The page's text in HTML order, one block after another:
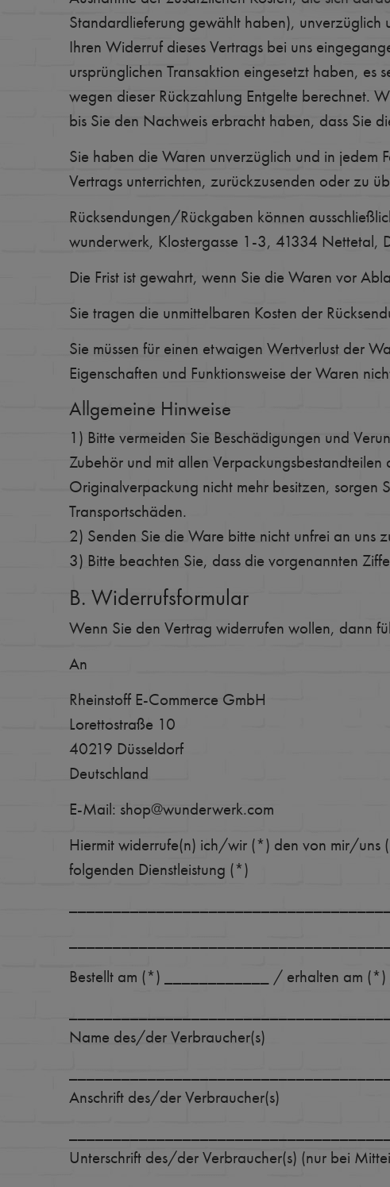
Standardlieferung gewählt haben), unverzüglich
Ihren Widerruf dieses Vertrags bei uns
ursprünglichen Transaktion eingesetzt haben, es
wegen dieser Rückzahlung Entgelte berechnet.
bis Sie den Nachweis erbracht haben, dass Sie
Sie haben die Waren unverzüglich und in jedem
Vertrags unterrichten, zurückzusenden oder zu
Rücksendungen/Rückgaben können
wunderwerk, Klostergasse 1-3, 41334 Nettetal,
Die Frist ist gewahrt, wenn Sie die Waren vor
Sie tragen die unmittelbaren Kosten der
Sie müssen für einen etwaigen Wertverlust der
Eigenschaften und Funktionsweise der Waren
Allgemeine Hinweise
1) Bitte vermeiden Sie Beschädigungen und
Zubehör und mit allen
Originalverpackung nicht mehr besitzen, sorgen
Transportschäden.
2) Senden Sie die Ware bitte nicht unfrei an uns
3) Bitte beachten Sie, dass die vorgenannten
B. Widerrufsformular
Wenn Sie den Vertrag widerrufen wollen, dann
An
Rheinstoff E-Commerce GmbH
Lorettostraße 10
40219 Düsseldorf
Deutschland
E-Mail: shop@wunderwerk.com
Hiermit widerrufe(n) ich/wir (*) den von mir/uns
folgenden Dienstleistung (*)
Bestellt am (*) ____________ / erhalten am (*)
Name des/der Verbraucher(s)
Anschrift des/der Verbraucher(s)
Unterschrift des/der Verbraucher(s) (nur bei